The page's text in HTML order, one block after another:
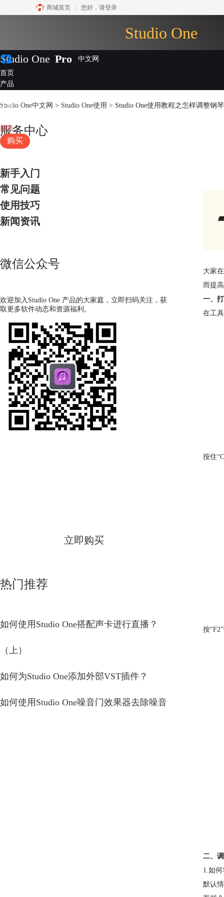
商城首页 您好， 请登录
Studio One
Studio One Pro
首页
产品
下载
服务
购买
Studio One中文网 > Studio One使用 > Studio One使用教程之怎样调整钢
服务中心
新手入门
常见问题
使用技巧
新闻资讯
微信公众号
欢迎加入Studio One 产品的大家庭，立即扫码关注，获
取更多软件动态和资源福利。
立即购买
热门推荐
如何使用Studio One搭配声卡进行直播？
（上）
如何为Studio One添加外部VST插件？
如何使用Studio One噪音门效果器去除噪音
大家
而提
一、
在工
按住
按
二、
1.如
默认